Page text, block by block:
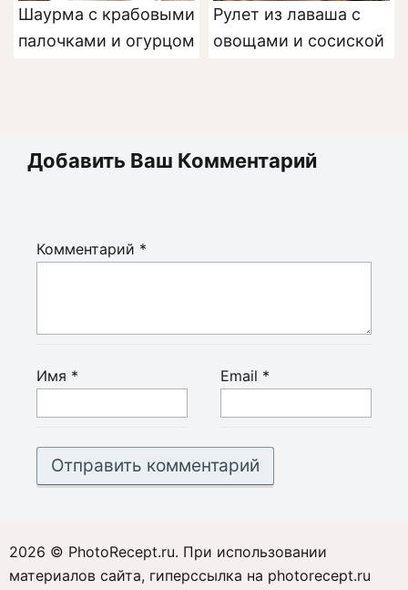
Шаурма с крабовыми
палочками и огурцом
Рулет из лаваша с
овощами и сосиской
Добавить Ваш Комментарий
Комментарий *
Имя * Email *
2026 © PhotoRecept.ru. При использовании
материалов сайта, гиперссылка на photorecept.ru